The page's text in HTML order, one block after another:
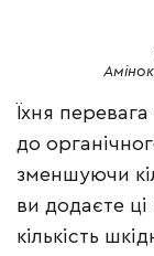
Їхня
до
зменшуючи
ви додаєте
кількість